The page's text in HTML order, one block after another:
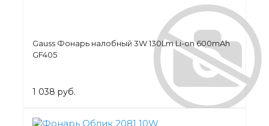
Gauss Фонарь налобный 3W 130Lm Li-on 600mAh
GF405
1 038 руб.